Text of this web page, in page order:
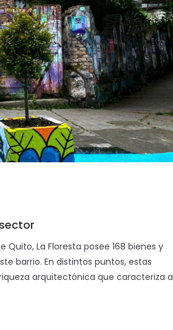
La Floresta posee 168 bienes y
barrio. En distintos puntos, estas
arquitectónica que caracteriza a